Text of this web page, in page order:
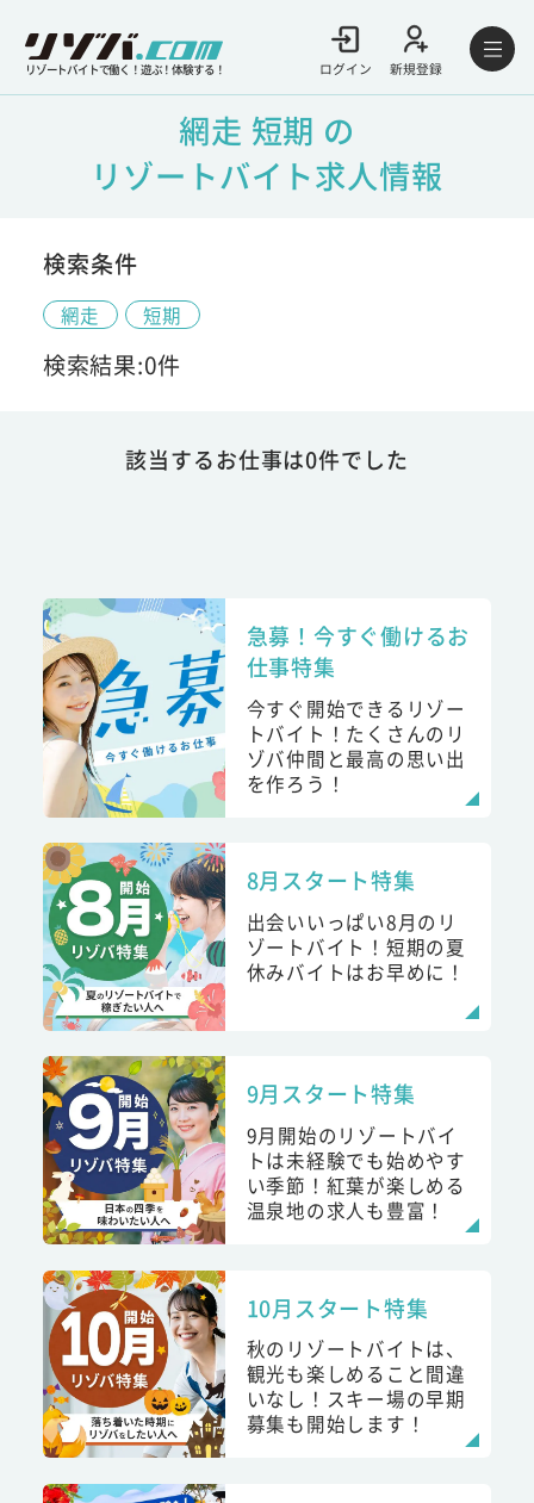
リゾートバイトで働く！遊ぶ！体験する！ ログイン 新規登録
網走 短期 の
リゾートバイト求人情報
検索条件
網走 短期
検索結果:0件
該当するお仕事は0件でした
急募！今すぐ働けるお
仕事特集
今すぐ開始できるリゾー
トバイト！たくさんのリ
ゾバ仲間と最高の思い出
を作ろう！
8月スタート特集
出会いいっぱい8月のリ
ゾートバイト！短期の夏
休みバイトはお早めに！
9月スタート特集
9月開始のリゾートバイ
トは未経験でも始めやす
い季節！紅葉が楽しめる
温泉地の求人も豊富！
10月スタート特集
秋のリゾートバイトは、
観光も楽しめること間違
いなし！スキー場の早期
募集も開始します！